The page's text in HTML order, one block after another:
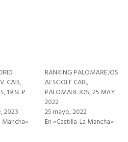
CAB.,
19 SEP
2023
Mancha»
RANKING PALOMAREJOS
AESGOLF CAB.,
PALOMAREJOS, 25 MAY
2022
25 mayo, 2022
En «Castilla-La Mancha»